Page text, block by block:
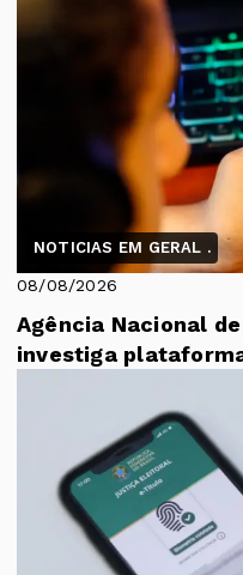
NOTICIAS EM GERAL .
08/08/2026
Agência Nacional
investiga